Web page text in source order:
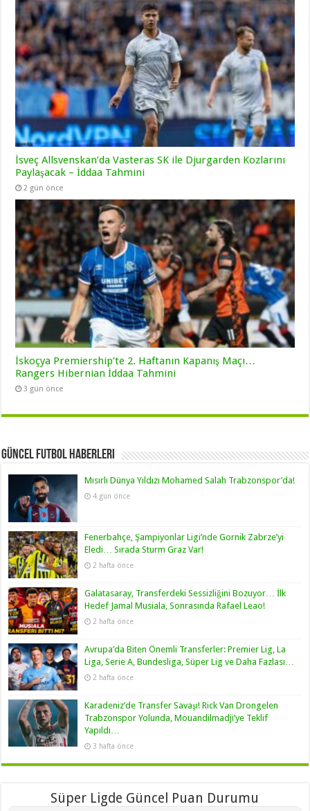
İsveç Allsvenskan’da Vasteras SK ile Djurgarden Kozlarını
Paylaşacak – İddaa Tahmini
2 gün önce
İskoçya Premiership’te 2. Haftanın Kapanış Maçı…
Rangers Hibernian İddaa Tahmini
3 gün önce
Güncel Futbol Haberleri
Mısırlı Dünya Yıldızı Mohamed Salah Trabzonspor’da!
4 gün önce
Fenerbahçe, Şampiyonlar Ligi’nde Gornik Zabrze’yi
Eledi… Sırada Sturm Graz Var!
2 hafta önce
Galatasaray, Transferdeki Sessizliğini Bozuyor… İlk
Hedef Jamal Musiala, Sonrasında Rafael Leao!
2 hafta önce
Avrupa’da Biten Önemli Transferler: Premier Lig, La
Liga, Serie A, Bundesliga, Süper Lig ve Daha Fazlası…
2 hafta önce
Karadeniz’de Transfer Savaşı! Rick Van Drongelen
Trabzonspor Yolunda, Mouandilmadji’ye Teklif
Yapıldı…
3 hafta önce
Süper Ligde Güncel Puan Durumu